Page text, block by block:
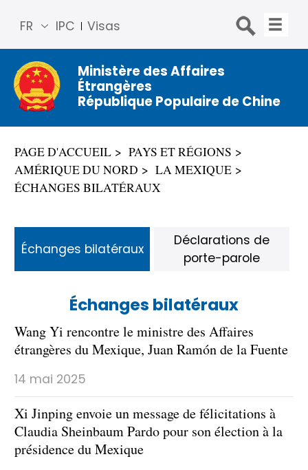
IPC Visas
FR
简体
中文
Engli
sh
Русс
Espa
ñol
Ministère des Affaires
Étrangères
République Populaire de Chine
PAGE D'ACCUEIL
PAYS ET RÉGIONS
AMÉRIQUE DU NORD
LA MEXIQUE
ÉCHANGES BILATÉRAUX
Échanges bilatéraux
Wang Yi rencontre le ministre des Affaires
étrangères du Mexique, Juan Ramón de la Fuente
14 mai 2025
Xi Jinping envoie un message de félicitations à
Claudia Sheinbaum Pardo pour son élection à la
présidence du Mexique
Échanges bilatéraux
Déclarations de
porte-parole